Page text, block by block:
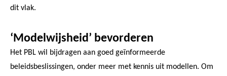
dit vlak.
‘Modelwijsheid’ bevorderen
Het PBL wil bijdragen aan goed geïnformeerde
beleidsbeslissingen, onder meer met kennis uit modellen. Om